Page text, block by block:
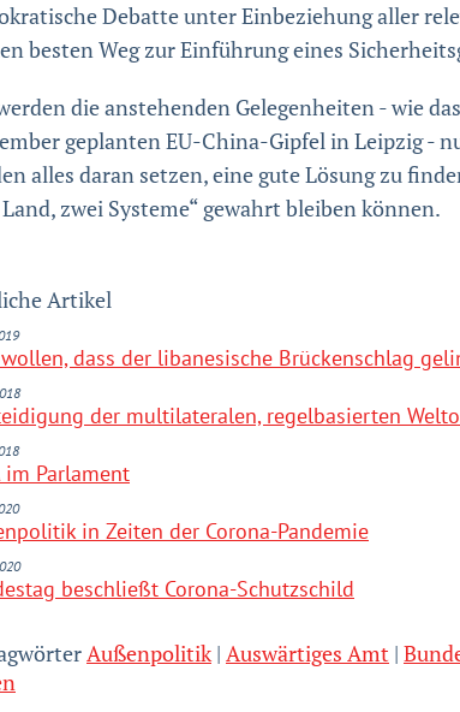
Debatte unter Einbeziehung aller
besten Weg zur Einführung eines
die anstehenden Gelegenheiten - wie
geplanten EU-China-Gipfel in Leipzig -
alles daran setzen, eine gute Lösung zu
zwei Systeme“ gewahrt bleiben können.
Artikel
dass der libanesische Brückenschlag
der multilateralen, regelbasierten
im Parlament
in Zeiten der Corona-Pandemie
beschließt Corona-Schutzschild
Außenpolitik Auswärtiges Amt